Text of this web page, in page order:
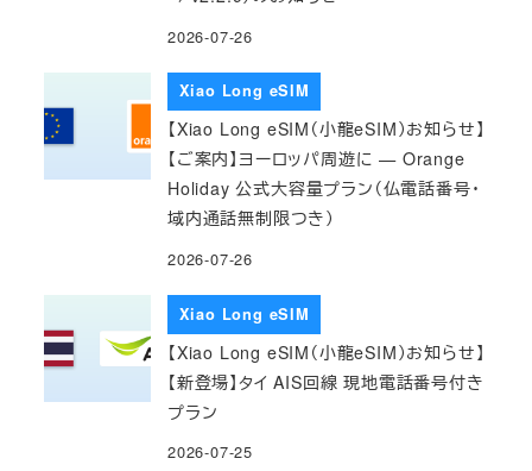
2026-07-26
Xiao Long eSIM
【Xiao Long eSIM（小龍eSIM）お知らせ】
【ご案内】ヨーロッパ周遊に — Orange
Holiday 公式大容量プラン（仏電話番号・
域内通話無制限つき）
2026-07-26
Xiao Long eSIM
【Xiao Long eSIM（小龍eSIM）お知らせ】
【新登場】タイ AIS回線 現地電話番号付き
プラン
2026-07-25